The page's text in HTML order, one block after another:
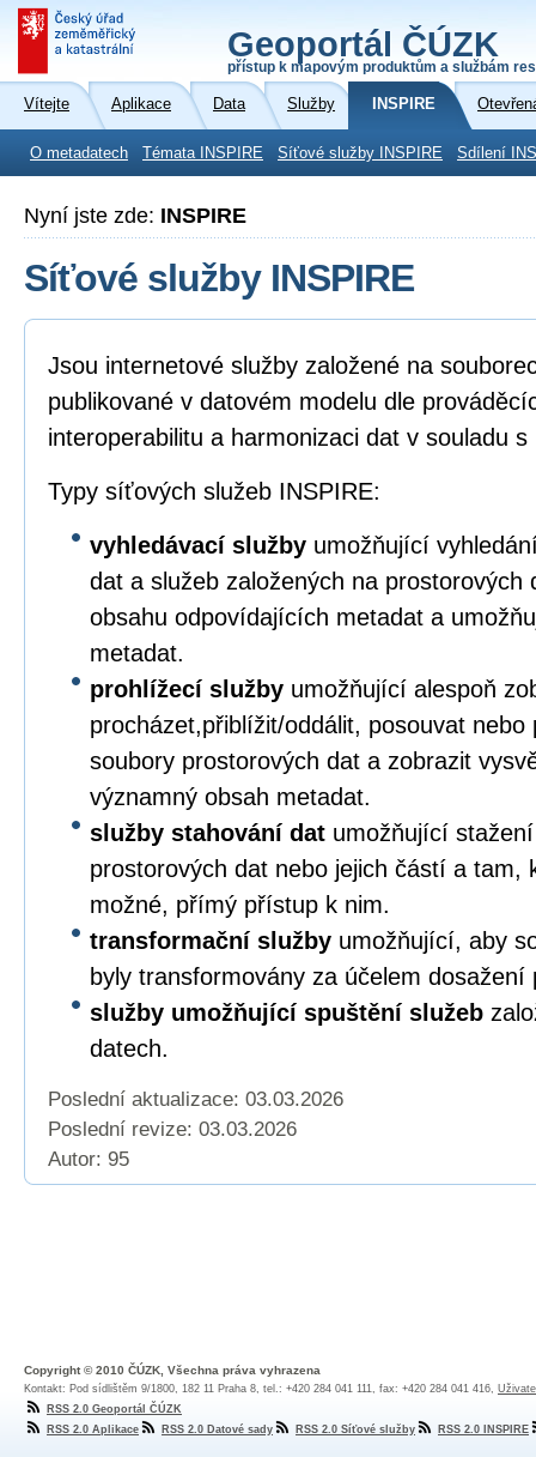
Geoportál ČÚZK
přístup k mapovým produktům a službám
Vítejte Aplikace Data Služby INSPIRE
O metadatech Témata INSPIRE Síťové služby INSPIRE Sdílení
Nyní jste zde: INSPIRE
Síťové služby INSPIRE
Jsou internetové služby založené na
publikované v datovém modelu dle
interoperabilitu a harmonizaci dat v souladu
Typy síťových služeb INSPIRE:
vyhledávací služby umožňující
dat a služeb založených na prostorových
obsahu odpovídajících metadat a
metadat.
prohlížecí služby umožňující alespoň
procházet,přiblížit/oddálit, posouvat nebo
soubory prostorových dat a zobrazit
významný obsah metadat.
služby stahování dat umožňující
prostorových dat nebo jejich částí a tam,
možné, přímý přístup k nim.
transformační služby umožňující, aby
byly transformovány za účelem dosažení
služby umožňující spuštění služeb
datech.
Poslední aktualizace: 03.03.2026
Poslední revize: 03.03.2026
Autor: 95
Copyright © 2010 ČÚZK, Všechna práva vyhrazena
Kontakt: Pod sídlištěm 9/1800, 182 11 Praha 8, tel.: +420 284 041 111, fax: +420 284 041 416,
RSS 2.0 Geoportál ČÚZK
RSS 2.0 Aplikace
RSS 2.0 Datové sady RSS 2.0 Síťové služby RSS 2.0 INSPIRE